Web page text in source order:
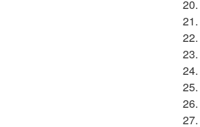
20.
21.
22.
23.
24.
25.
26.
27.